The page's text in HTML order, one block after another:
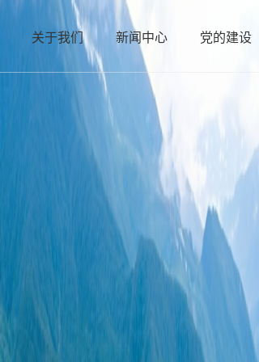
关于我们 新闻中心 党的建设